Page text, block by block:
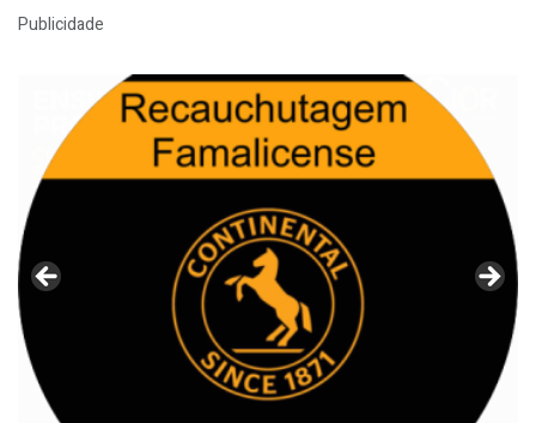
Publicidade